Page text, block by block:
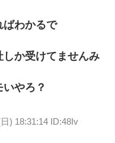
ばわかるで
か受けてませんみ
やろ？
) 18:31:14 ID:48Iv